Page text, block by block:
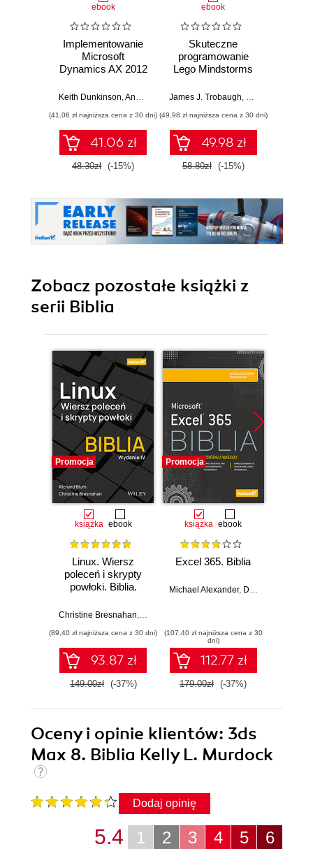
ebook
Implementowanie
Microsoft
Dynamics AX 2012
Step 2012
Keith Dunkinson,Andrew Birch
(41,06 zł najniższa cena z 30 dni)
41.06 zł
48.30zł (-15%)
ebook
Skuteczne
programowanie
Lego Mindstorms
James J. Trobaugh, Mannie Lowe
(49,98 zł najniższa cena z 30 dni)
49.98 zł
58.80zł (-15%)
Zobacz pozostałe książki z
serii Biblia
Promocja
książka ebook
Linux. Wiersz
poleceń i skrypty
powłoki. Biblia.
Christine Bresnahan
(89,40 zł najniższa cena z 30 dni)
93.87 zł
149.00zł (-37%)
Promocja
książka ebook
Excel 365. Biblia
Michael Alexander, Dick Kusleika
(107,40 zł najniższa cena z 30
dni)
112.77 zł
179.00zł (-37%)
Oceny i opinie klientów: 3ds
Max 8. Biblia Kelly L. Murdock
Dodaj opinię
6
5
4
3
2
1
5.4